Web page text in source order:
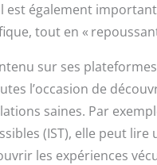
également
tout en «
sur ses
l’occasion de
saines. Par
(IST), elle peut
les expériences